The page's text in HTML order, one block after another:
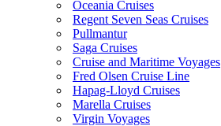
Oceania Cruises
Regent Seven Seas Cruises
Pullmantur
Saga Cruises
Cruise and Maritime Voyages
Fred Olsen Cruise Line
Hapag-Lloyd Cruises
Marella Cruises
Virgin Voyages